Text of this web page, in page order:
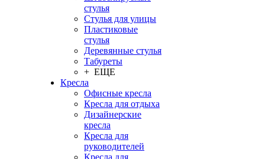
стулья
Стулья для улицы
Пластиковые
стулья
Деревянные стулья
Табуреты
+ ЕЩЕ
Кресла
Офисные кресла
Кресла для отдыха
Дизайнерские
кресла
Кресла для
руководителей
Кресла для